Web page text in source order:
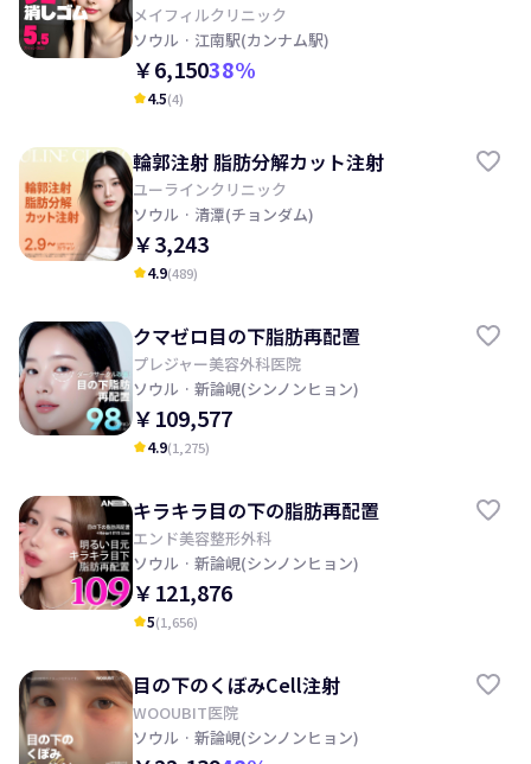
射, レーザートーニング, 目の下, 顔の
クスミ改善の期待
メイフィルクリニック
ソウル · 江南駅(カンナム駅)
￥6,15038%
kid_star4.5(4)
輪郭注射 脂肪分解カット注射
ユーラインクリニック
ソウル · 清潭(チョンダム)
￥3,243
kid_star4.9(489)
クマゼロ目の下脂肪再配置
プレジャー美容外科医院
ソウル · 新論峴(シンノンヒョン)
￥109,577
kid_star4.9(1,275)
キラキラ目の下の脂肪再配置
エンド美容整形外科
ソウル · 新論峴(シンノンヒョン)
￥121,876
kid_star5(1,656)
目の下のくぼみCell注射
WOOUBIT医院
ソウル · 新論峴(シンノンヒョン)